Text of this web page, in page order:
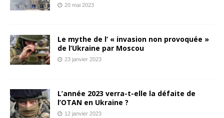
20 mai 2023
Le mythe de l’ « invasion non provoquée »
de l’Ukraine par Moscou
23 janvier 2023
L’année 2023 verra-t-elle la défaite de
l’OTAN en Ukraine ?
12 janvier 2023